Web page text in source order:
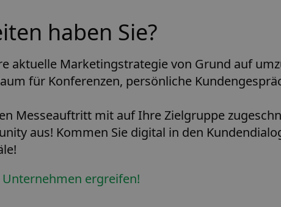
haben Sie?
aktuelle Marketingstrategie von Grund auf
für Konferenzen, persönliche
Messeauftritt mit auf Ihre Zielgruppe
aus! Kommen Sie digital in den
ergreifen!